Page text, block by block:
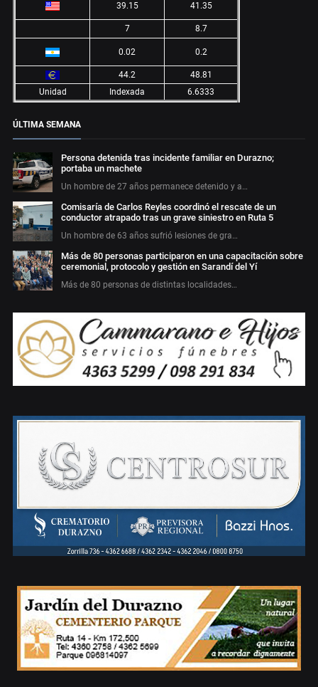
39.15 41.35
7 8.7
0.02 0.2
44.2
48.81
Unidad
Indexada 6.6333
ÚLTIMA SEMANA
Persona detenida tras incidente familiar en Durazno;
portaba un machete
Un hombre de 27 años permanece detenido y a…
Comisaría de Carlos Reyles coordinó el rescate de un
conductor atrapado tras un grave siniestro en Ruta 5
Un hombre de 63 años sufrió lesiones de gra…
Más de 80 personas participaron en una capacitación sobre
ceremonial, protocolo y gestión en Sarandí del Yí
Más de 80 personas de distintas localidades…